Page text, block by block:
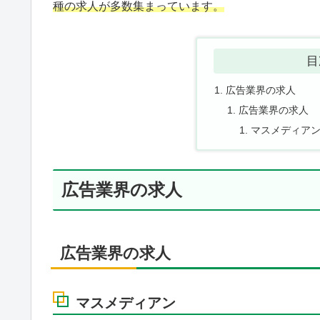
種の求人が多数集まっています。
広告業界の求人
広告業界の求人
マスメディアン
広告業界の求人
広告業界の求人
マスメディアン